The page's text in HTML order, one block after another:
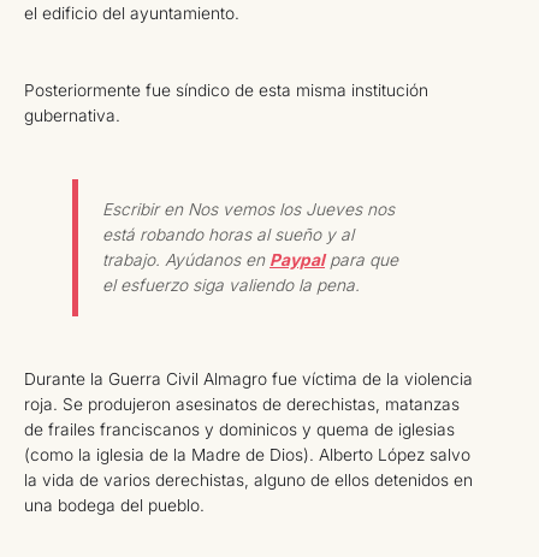
el edificio del ayuntamiento.
Posteriormente fue síndico de esta misma institución
gubernativa.
Escribir en Nos vemos los Jueves nos
está robando horas al sueño y al
trabajo. Ayúdanos en Paypalpara que
el esfuerzo siga valiendo la pena.
Durante la Guerra Civil Almagro fue víctima de la violencia
roja. Se produjeron asesinatos de derechistas, matanzas
de frailes franciscanos y dominicos y quema de iglesias
(como la iglesia de la Madre de Dios). Alberto López salvo
la vida de varios derechistas, alguno de ellos detenidos en
una bodega del pueblo.